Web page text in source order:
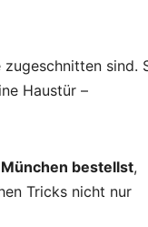
sind.
Haustür –
bestellst,
Tricks nicht nur
abseits